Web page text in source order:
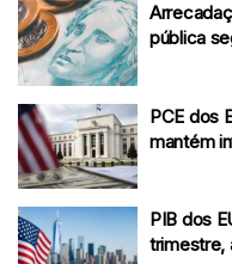
pública
PCE dos
mantém
PIB dos
trimestre,